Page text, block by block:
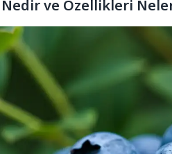
ve Özellikleri